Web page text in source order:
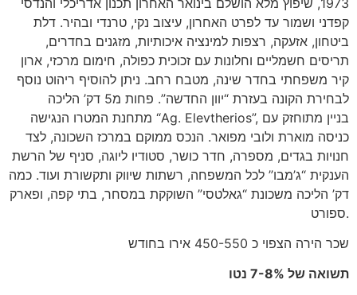
קפדני ושמור עד לפרט האחרון, עיצוב נקי, טרנדי ובהיר. דלת
ביטחון, אזעקה, רצפות למינציה איכותיות, מזגנים בחדרים,
תריסים חשמליים וחלונות עם זכוכית כפולה, חימום מרכזי, ארון
קיר משפחתי בחדר שינה, מטבח רחב. ניתן להוסיף ריהוט נוסף
לבחירת הקונה בעזרת “יוון החדשה”.
פחות מ5 דק’ הליכה
מתחנת המטרו הנגישה “Ag. Elevtherios”, בניין מתוחזק עם
כניסה מוארת ולובי מפואר. הנכס ממוקם במרכז השכונה, לצד
חנויות בגדים, מספרה, חדר כושר, סטודיו ליוגה, סניף של הרשת
הענקית “ג’מבו” לכל המשפחה, רשתות שיווק ותקשורת ועוד. כמה
דק’ הליכה משכונת “גאלטסי” השוקקת במסחר, בתי קפה, ופארק
ספורט.
שכר הירה הצפוי כ 450-550 אירו בחודש
תשואה של 7-8% נטו